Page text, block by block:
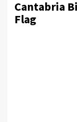
Cantabria
Flag